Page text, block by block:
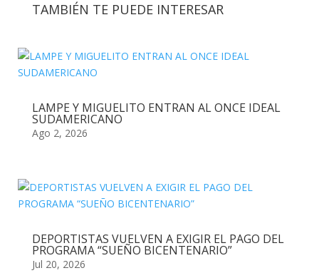
TAMBIÉN TE PUEDE INTERESAR
LAMPE Y MIGUELITO ENTRAN AL ONCE IDEAL
SUDAMERICANO
Ago 2, 2026
DEPORTISTAS VUELVEN A EXIGIR EL PAGO DEL
PROGRAMA “SUEÑO BICENTENARIO”
Jul 20, 2026